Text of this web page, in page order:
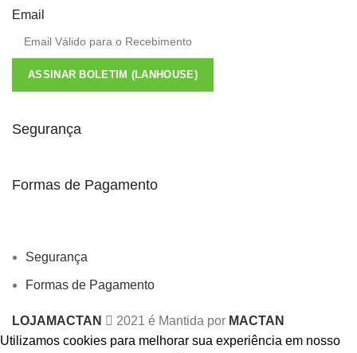
Email
ASSINAR BOLETIM (LANHOUSE)
Segurança
Formas de Pagamento
Segurança
Formas de Pagamento
LOJAMACTAN 2021 é Mantida por MACTAN
Utilizamos cookies para melhorar sua experiência em nosso